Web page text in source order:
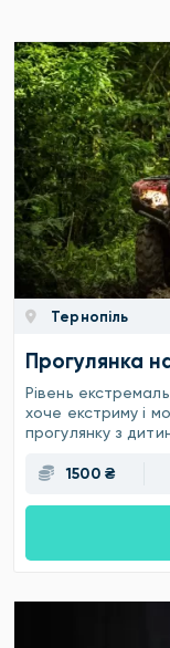
Тернопіль
Прогулянка
Рівень
хоче екстриму і
прогулянку з
1500 ₴